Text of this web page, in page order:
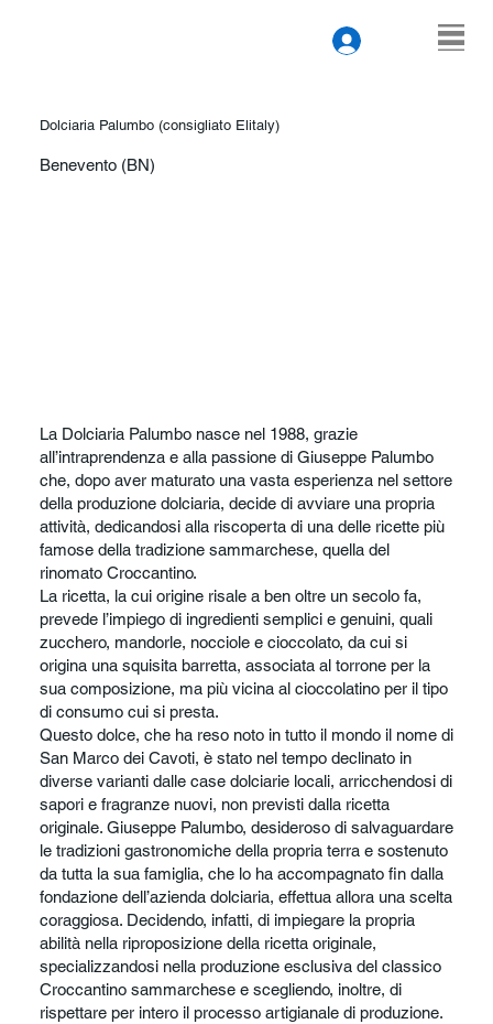
Dolciaria Palumbo (consigliato Elitaly)
Benevento (BN)
La Dolciaria Palumbo nasce nel 1988, grazie
all’intraprendenza e alla passione di Giuseppe Palumbo
che, dopo aver maturato una vasta esperienza nel settore
della produzione dolciaria, decide di avviare una propria
attività, dedicandosi alla riscoperta di una delle ricette più
famose della tradizione sammarchese, quella del
rinomato Croccantino.
La ricetta, la cui origine risale a ben oltre un secolo fa,
prevede l’impiego di ingredienti semplici e genuini, quali
zucchero, mandorle, nocciole e cioccolato, da cui si
origina una squisita barretta, associata al torrone per la
sua composizione, ma più vicina al cioccolatino per il tipo
di consumo cui si presta.
Questo dolce, che ha reso noto in tutto il mondo il nome di
San Marco dei Cavoti, è stato nel tempo declinato in
diverse varianti dalle case dolciarie locali, arricchendosi di
sapori e fragranze nuovi, non previsti dalla ricetta
originale. Giuseppe Palumbo, desideroso di salvaguardare
le tradizioni gastronomiche della propria terra e sostenuto
da tutta la sua famiglia, che lo ha accompagnato fin dalla
fondazione dell’azienda dolciaria, effettua allora una scelta
coraggiosa. Decidendo, infatti, di impiegare la propria
abilità nella riproposizione della ricetta originale,
specializzandosi nella produzione esclusiva del classico
Croccantino sammarchese e scegliendo, inoltre, di
rispettare per intero il processo artigianale di produzione.